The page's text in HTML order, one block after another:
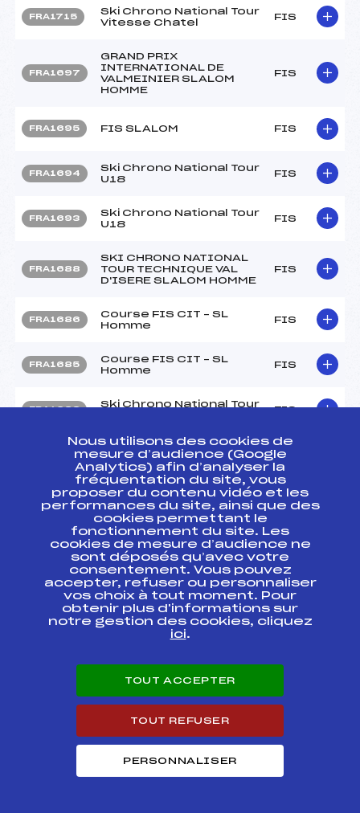
FRA1715
Ski Chrono National Tour
Vitesse Chatel
FIS
FRA1697
GRAND PRIX
INTERNATIONAL DE
VALMEINIER SLALOM
HOMME
FIS
FRA1695 FIS SLALOM FIS
FRA1694
Ski Chrono National Tour
U18
FIS
FRA1693
Ski Chrono National Tour
U18
FIS
FRA1688
SKI CHRONO NATIONAL
TOUR TECHNIQUE VAL
D'ISERE SLALOM HOMME
FIS
FRA1686
Course FIS CIT – SL
Homme
FIS
FRA1685
Course FIS CIT – SL
Homme
FIS
FRA1683
Ski Chrono National Tour
FIS
FRA1682
SKI CHRONO NATIONAL
TOUR VITESSE HOMMES
FIS
FRA1681
SKI CHRONO NATIONAL
TOUR VITESSE HOMMES
FIS
Circuits Alpin 2016
Circuits
Hommes Ski Chrono National Tour -18
Hommes Ski Chrono National Tour
Technique
Résultats Alpin 2015
Nous utilisons des cookies de
mesure d’audience (Google
Analytics) afin d’analyser la
fréquentation du site, vous
proposer du contenu vidéo et les
performances du site, ainsi que des
cookies permettant le
fonctionnement du site. Les
cookies de mesure d’audience ne
sont déposés qu’avec votre
consentement. Vous pouvez
accepter, refuser ou personnaliser
vos choix à tout moment. Pour
obtenir plus d'informations sur
notre gestion des cookies, cliquez
ici.
TOUT ACCEPTER
TOUT REFUSER
PERSONNALISER